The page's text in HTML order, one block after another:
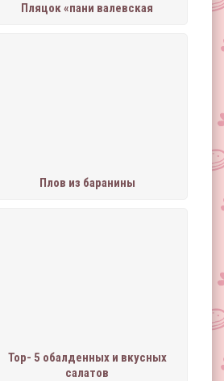
Пляцок «пани валевская
Плов из баранины
Тор- 5 обалденных и вкусных
салатов